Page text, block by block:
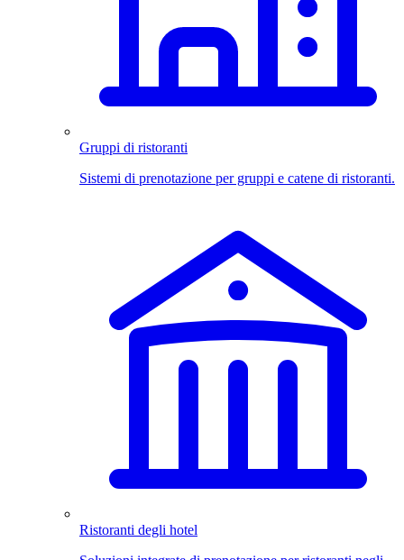
Gruppi di ristoranti
Sistemi di prenotazione per gruppi e catene di ristoranti.
Ristoranti degli hotel